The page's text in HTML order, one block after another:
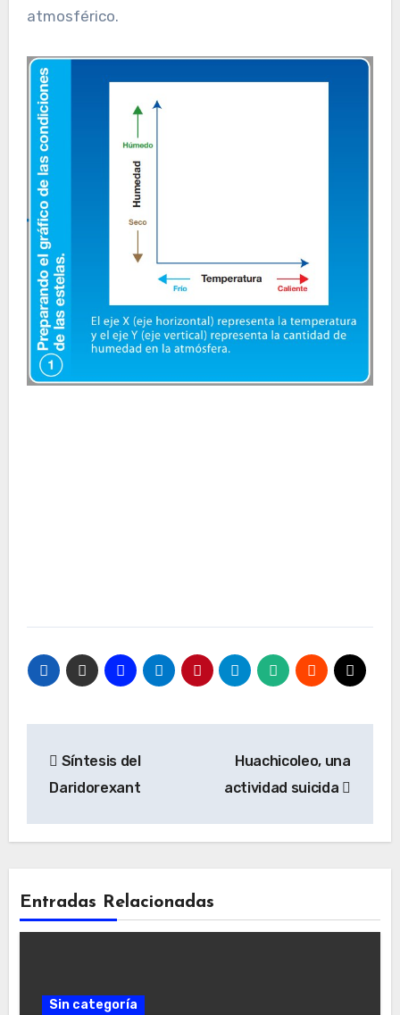
atmosférico.
de
Síntesis del
Daridorexant
Huachicoleo, una
actividad suicida
Entradas Relacionadas
Sin categoría